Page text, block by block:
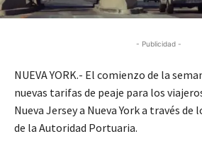
- Publicidad -
NUEVA YORK.- El comienzo de la
nuevas tarifas de peaje para los
Nueva Jersey a Nueva York a través
de la Autoridad Portuaria.